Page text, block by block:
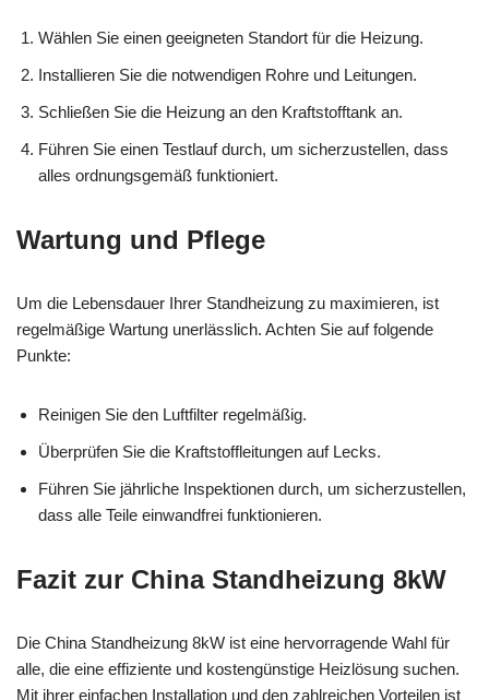
Wählen Sie einen geeigneten Standort für die Heizung.
Installieren Sie die notwendigen Rohre und Leitungen.
Schließen Sie die Heizung an den Kraftstofftank an.
Führen Sie einen Testlauf durch, um sicherzustellen, dass
alles ordnungsgemäß funktioniert.
Wartung und Pflege
Um die Lebensdauer Ihrer Standheizung zu maximieren, ist
regelmäßige Wartung unerlässlich. Achten Sie auf folgende
Punkte:
Reinigen Sie den Luftfilter regelmäßig.
Überprüfen Sie die Kraftstoffleitungen auf Lecks.
Führen Sie jährliche Inspektionen durch, um sicherzustellen,
dass alle Teile einwandfrei funktionieren.
Fazit zur China Standheizung 8kW
Die China Standheizung 8kW ist eine hervorragende Wahl für
alle, die eine effiziente und kostengünstige Heizlösung suchen.
Mit ihrer einfachen Installation und den zahlreichen Vorteilen ist